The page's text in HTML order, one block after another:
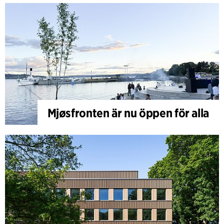
Mjøsfronten är nu öppen för alla